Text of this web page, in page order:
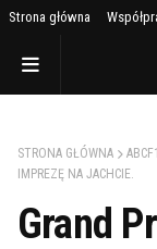
Strona główna
STRONA GŁÓWNA ABCF1
IMPREZĘ NA JACHCIE.
Grand